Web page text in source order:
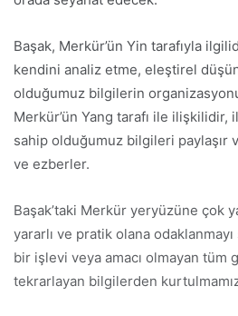
Başak, Merkür’ün Yin tarafıyla
kendini analiz etme, eleştirel
olduğumuz bilgilerin
Merkür’ün Yang tarafı ile
sahip olduğumuz bilgileri
ve ezberler.
Başak’taki Merkür yeryüzüne çok
yararlı ve pratik olana
bir işlevi veya amacı olmayan tüm
tekrarlayan bilgilerden